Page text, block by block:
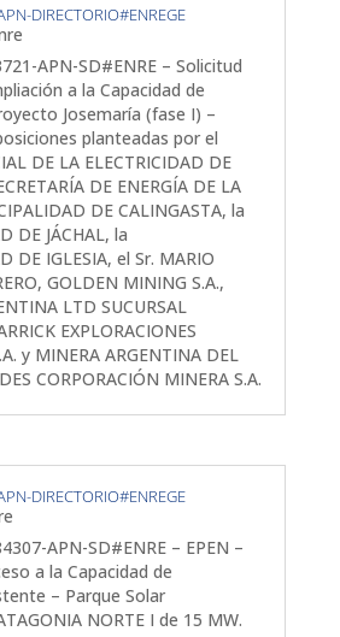
DIRECTORIO#ENREGE
APN-SD#ENRE – Solicitud
a la Capacidad de
Josemaría (fase I) –
planteadas por el
DE LA ELECTRICIDAD DE
DE ENERGÍA DE LA
DE CALINGASTA, la
DE JÁCHAL, la
DE IGLESIA, el Sr. MARIO
GOLDEN MINING S.A.,
LTD SUCURSAL
EXPLORACIONES
y MINERA ARGENTINA DEL
CORPORACIÓN MINERA S.A.
DIRECTORIO#ENREGE
APN-SD#ENRE – EPEN –
a la Capacidad de
– Parque Solar
NORTE I de 15 MW.